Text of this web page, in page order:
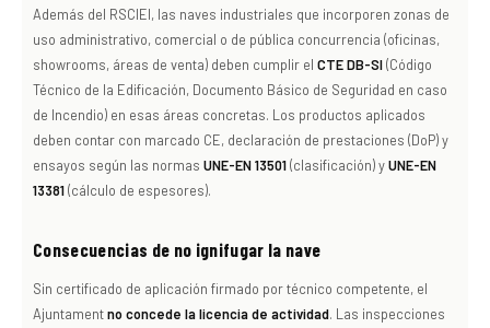
Además del RSCIEI, las naves industriales que incorporen zonas de
uso administrativo, comercial o de pública concurrencia (oficinas,
showrooms, áreas de venta) deben cumplir el CTE DB-SI(Código
Técnico de la Edificación, Documento Básico de Seguridad en caso
de Incendio) en esas áreas concretas. Los productos aplicados
deben contar con marcado CE, declaración de prestaciones (DoP) y
ensayos según las normas UNE-EN 13501(clasificación) yUNE-EN
13381(cálculo de espesores).
Consecuencias de no ignifugar la nave
Sin certificado de aplicación firmado por técnico competente, el
Ajuntamentno concede la licencia de actividad. Las inspecciones